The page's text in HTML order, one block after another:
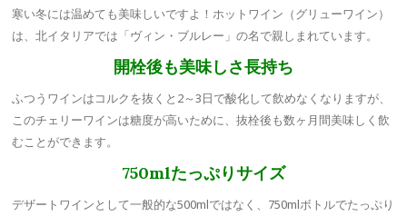
寒い冬には温めても美味しいですよ！ホットワイン（グリューワイン）
は、北イタリアでは「ヴィン・ブルレー」の名で親しまれています。
開栓後も美味しさ長持ち
ふつうワインはコルクを抜くと2～3日で酸化して飲めなくなりますが、
このチェリーワインは糖度が高いために、抜栓後も数ヶ月間美味しく飲
むことができます。
750mlたっぷりサイズ
デザートワインとして一般的な500mlではなく、750mlボトルでたっぷり